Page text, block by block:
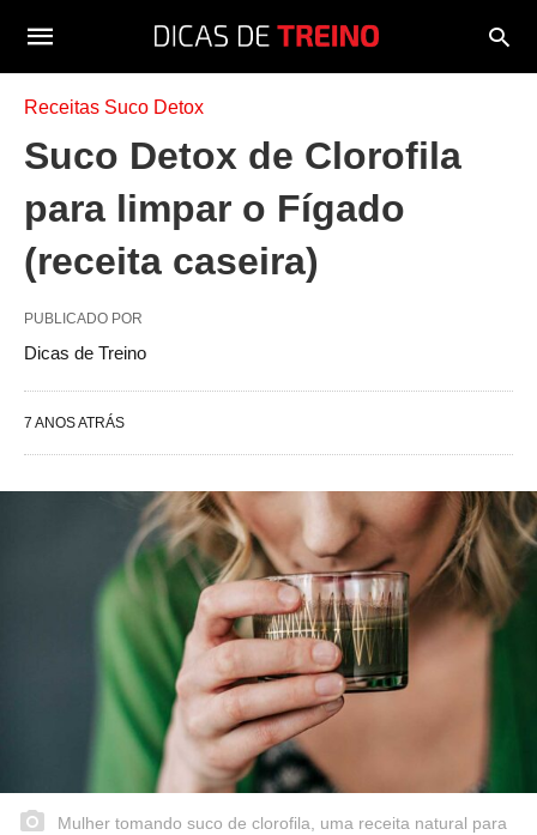
Receitas Suco Detox
Suco Detox de Clorofila
para limpar o Fígado
(receita caseira)
PUBLICADO POR
Dicas de Treino
7 ANOS ATRÁS
Mulher tomando suco de clorofila, uma receita natural para